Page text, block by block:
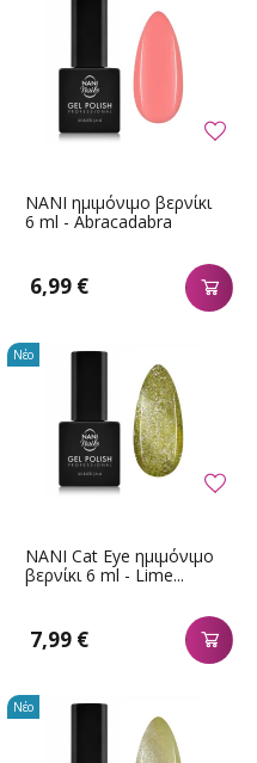
NANI ημιμόνιμο βερνίκι
6 ml - Abracadabra
6,99 €
NANI Cat Eye ημιμόνιμο
βερνίκι 6 ml - Lime...
7,99 €
Νέο
Νέο